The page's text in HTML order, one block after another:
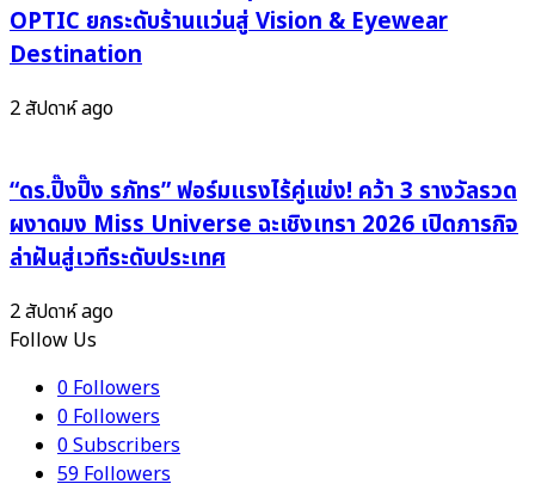
OPTIC ยกระดับร้านแว่นสู่ Vision & Eyewear
Destination
2 สัปดาห์ ago
“ดร.ปิ๊งปิ๊ง รภัทร” ฟอร์มแรงไร้คู่แข่ง! คว้า 3 รางวัลรวด
ผงาดมง Miss Universe ฉะเชิงเทรา 2026 เปิดภารกิจ
ล่าฝันสู่เวทีระดับประเทศ
2 สัปดาห์ ago
Follow Us
0 Followers
0 Followers
0Subscribers
59 Followers